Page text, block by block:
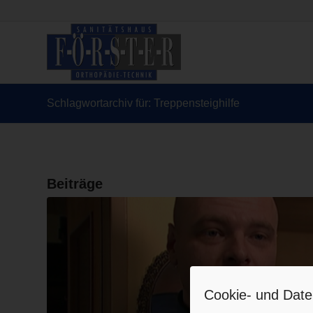
Cookie- und
Schlagwortarchiv für: Treppensteighilfe
Beiträge